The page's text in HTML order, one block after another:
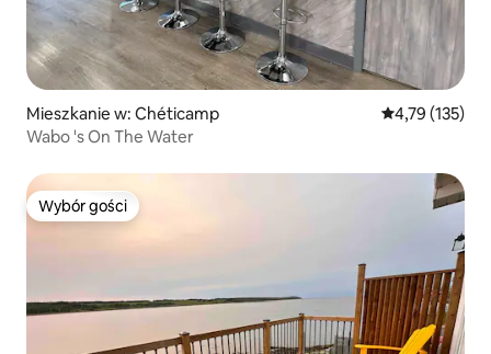
Mieszkanie w: Chéticamp Średnia
4,79 (135)
Wabo 's On The Water
Wybór gości
Wybór gości